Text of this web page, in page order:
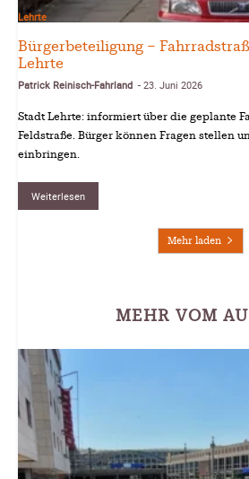
Lehrte
Bürgerbeteiligung –
Lehrte
Patrick Reinisch-Fahrland - 23. Juni 2026
Stadt Lehrte: informiert über die geplante
Feldstraße. Bürger können Fragen stellen
einbringen.
Weiterlesen
Mehr laden
MEHR VOM